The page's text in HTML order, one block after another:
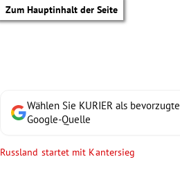
Zum Hauptinhalt der Seite
Wählen Sie KURIER als bevorzugte
Google-Quelle
Russland startet mit Kantersieg